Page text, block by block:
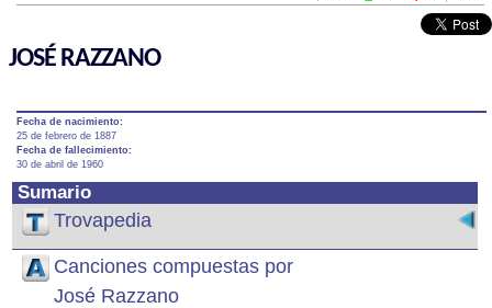
JOSÉ RAZZANO
Fecha de nacimiento:
25 de febrero de 1887
Fecha de fallecimiento:
30 de abril de 1960
Sumario
Trovapedia
Canciones compuestas por
José Razzano